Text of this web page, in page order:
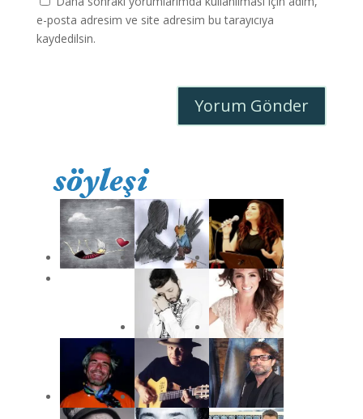
e-posta adresim ve site adresim bu tarayıcıya
kaydedilsin.